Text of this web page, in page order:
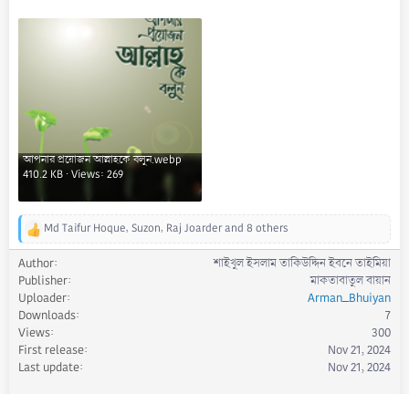
আপনার প্রয়োজন আল্লাহকে বলুন.webp
410.2 KB · Views: 269
R
e
a
c
t
i
o
n
s
Md Taifur Hoque, Suzon, Raj Joarderand 8 others
Author
শাইখুল ইসলাম তাকিউদ্দিন ইবনে তাইমিয়া
Publisher
মাকতাবাতুল বায়ান
Uploader
Arman_Bhuiyan
Downloads
7
Views
300
First release
Nov 21, 2024
Last update
Nov 21, 2024